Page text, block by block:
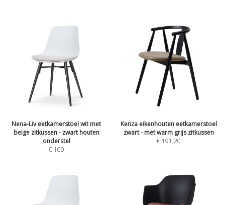
Nena-Liv eetkamerstoel wit met
beige zitkussen - zwart houten
onderstel
€ 109
Kenza eikenhouten eetkamerstoel
zwart - met warm grijs zitkussen
€ 191,20